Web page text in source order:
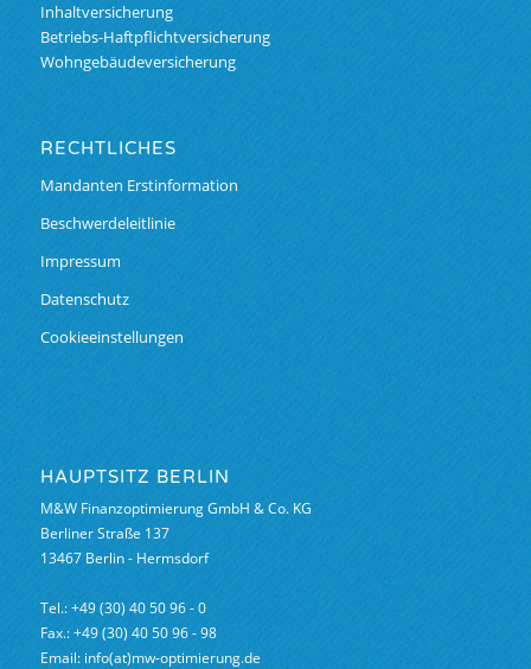
Inhaltversicherung
Betriebs-Haftpflichtversicherung
Wohngebäudeversicherung
RECHTLICHES
Mandanten Erstinformation
Beschwerdeleitlinie
Impressum
Datenschutz
Cookieeinstellungen
HAUPTSITZ BERLIN
M&W Finanzoptimierung GmbH & Co. KG
Berliner Straße 137
13467 Berlin - Hermsdorf
Tel.: +49 (30) 40 50 96 - 0
Fax.: +49 (30) 40 50 96 - 98
Email: info(at)mw-optimierung.de